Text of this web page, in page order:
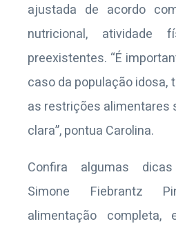
ajustada de acordo
nutricional, atividade
preexistentes. “É
caso da população idosa,
as restrições alimentares
clara”, pontua Carolina.
Confira algumas
Simone Fiebrantz
alimentação